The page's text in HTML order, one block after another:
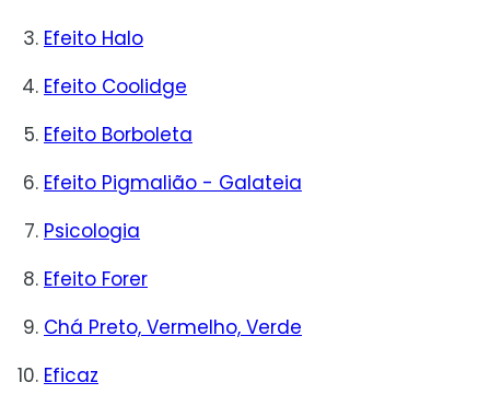
Efeito Halo
Efeito Coolidge
Efeito Borboleta
Efeito Pigmalião - Galateia
Psicologia
Efeito Forer
Chá Preto, Vermelho, Verde
Eficaz